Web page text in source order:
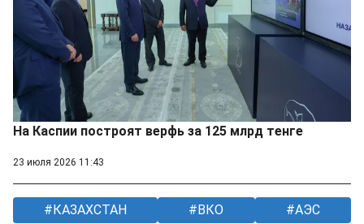
На Каспии построят верфь за 125 млрд тенге
23 июля 2026 11:43
КАЗАХСТАН ВКО АЭС